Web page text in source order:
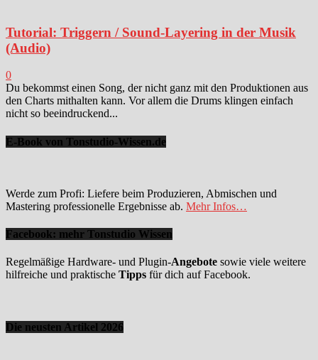
Tutorial: Triggern / Sound-Layering in der Musik
(Audio)
0
Du bekommst einen Song, der nicht ganz mit den Produktionen aus
den Charts mithalten kann. Vor allem die Drums klingen einfach
nicht so beeindruckend...
E-Book von Tonstudio-Wissen.de
Werde zum Profi: Liefere beim Produzieren, Abmischen und
Mastering professionelle Ergebnisse ab. Mehr Infos…
Facebook: mehr Tonstudio Wissen
Regelmäßige Hardware- und Plugin-Angebote sowie viele weitere
hilfreiche und praktische Tipps für dich auf Facebook.
Die neusten Artikel 2026